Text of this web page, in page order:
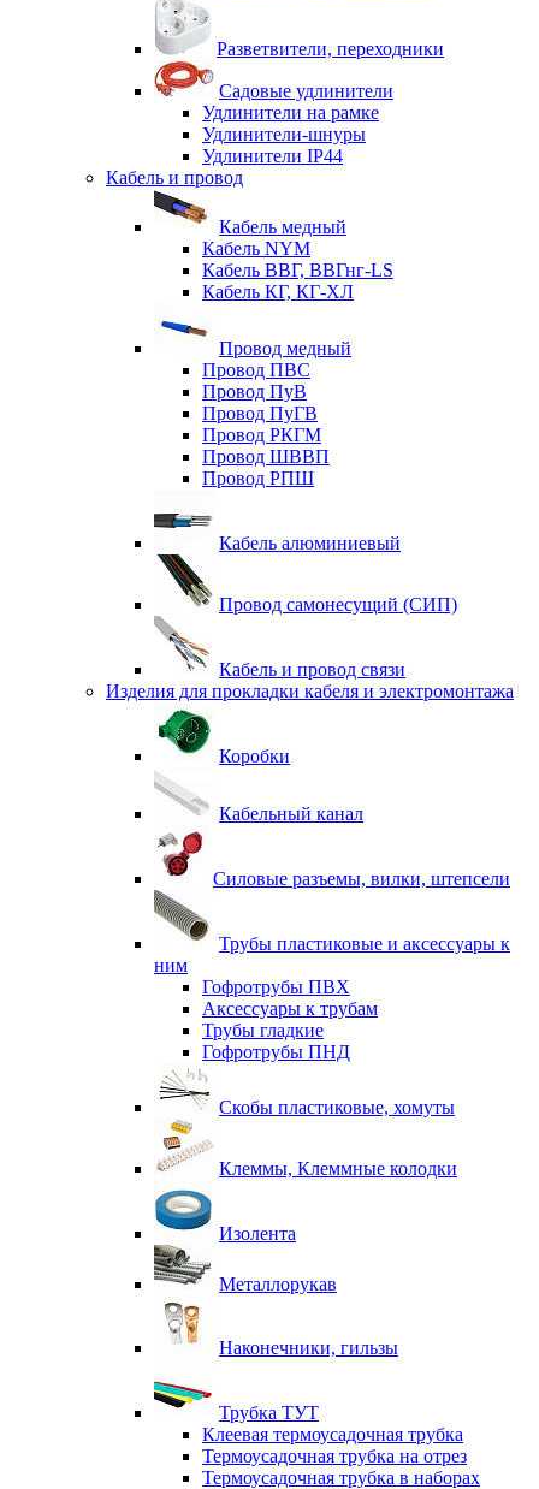
Разветвители, переходники
Садовые удлинители
Удлинители на рамке
Удлинители-шнуры
Удлинители IP44
Кабель и провод
Кабель медный
Кабель NYM
Кабель ВВГ, ВВГнг-LS
Кабель КГ, КГ-ХЛ
Провод медный
Провод ПВС
Провод ПуВ
Провод ПуГВ
Провод РКГМ
Провод ШВВП
Провод РПШ
Кабель алюминиевый
Провод самонесущий (СИП)
Кабель и провод связи
Изделия для прокладки кабеля и электромонтажа
Коробки
Кабельный канал
Силовые разъемы, вилки, штепсели
Трубы пластиковые и аксессуары к
ним
Гофротрубы ПВХ
Аксессуары к трубам
Трубы гладкие
Гофротрубы ПНД
Скобы пластиковые, хомуты
Клеммы, Клеммные колодки
Изолента
Металлорукав
Наконечники, гильзы
Трубка ТУТ
Клеевая термоусадочная трубка
Термоусадочная трубка на отрез
Термоусадочная трубка в наборах